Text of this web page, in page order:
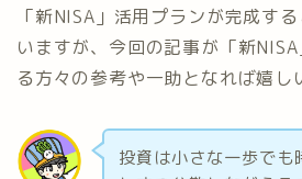
「新NISA」活用プランが完成す
いますが、今回の記事が「新
る方々の参考や一助となれば嬉し
投資は小さな一歩でも